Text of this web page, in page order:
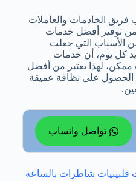
الخادمات والعاملات
توفير أفضل خدمات
الأسباب التي جعلت
كل يوم، أن خدمات
لهذا يعتبر من أفضل
الحصول على نظافة عميقة
تواصل واتساب
فلبينيات شاطرات بالساعة